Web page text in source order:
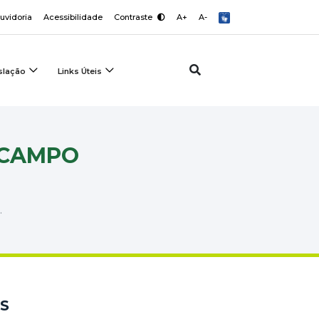
Acessibilidade Contraste A+ A-
Links Úteis